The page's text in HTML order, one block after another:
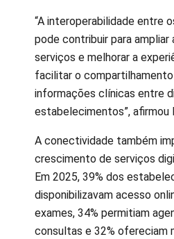
“A interoperabilidade entre
pode contribuir para ampliar
serviços e melhorar a
facilitar o
informações clínicas entre
estabelecimentos”, afirmou
A conectividade também
crescimento de serviços
Em 2025, 39% dos
disponibilizavam acesso
exames, 34% permitiam
consultas e 32% ofereciam